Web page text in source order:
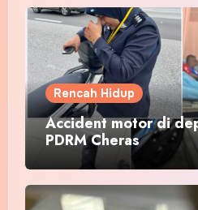
Rencah Hidup
Accident motor di
PDRM Cheras